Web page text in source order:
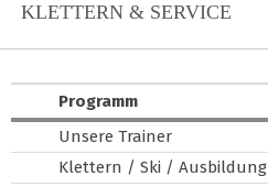
KLETTERN & SERVICE
Programm
Unsere Trainer
Klettern / Ski / Ausbildung